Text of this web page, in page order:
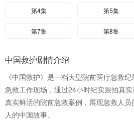
第4集 第5集
第7集 第8集
中国救护剧情介绍
《中国救护》是一档大型院前医疗急救
急救工作现场，通过24小时纪实跟拍真
真实鲜活的院前急救案例，展现急救人
人的中国故事。